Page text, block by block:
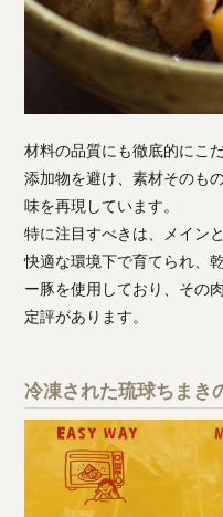
材料の品質にも徹底的にこ
添加物を避け、素材そのも
味を再現しています。
特に注目すべきは、メイン
快適な環境下で育てられ、
ー豚を使用しており、その
定評があります。
冷凍された琉球ちまき